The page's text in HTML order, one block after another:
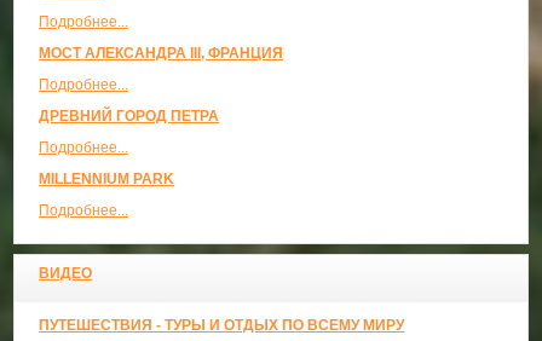
Подробнее...
МОСТ АЛЕКСАНДРА III, ФРАНЦИЯ
Подробнее...
ДРЕВНИЙ ГОРОД ПЕТРА
Подробнее...
MILLENNIUM PARK
Подробнее...
ВИДЕО
ПУТЕШЕСТВИЯ - ТУРЫ И ОТДЫХ ПО ВСЕМУ МИРУ